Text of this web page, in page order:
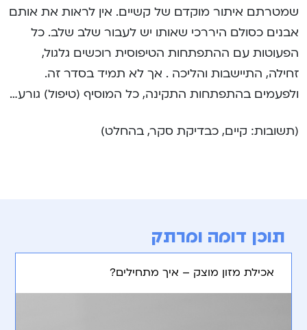
שמטרתם איתור מוקדם של קשיים. אין לראות את אותם
אבנים כסולם היררכי שאותו יש לעבור שלב שלב. כל
הפעוטות עם ההתפתחות הטיפוסית רוכשים גלגול,
זחילה, התיישבות והליכה . אך לא תמיד בסדר זה.
ולפעמים בהתפתחות התקינה, כל המוסיף (טיפול) גורע…
(תשובות: קיים, כבדיקת סקר, בהחלט)
תוכן דומה ומרתק
אכילת מזון מוצק – איך מתחילים?